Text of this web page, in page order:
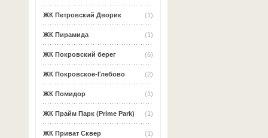
(1)
ЖК Петровский Дворик
(1)
ЖК Пирамида
(6)
ЖК Покровский берег
(2)
ЖК Покровское-Глебово
(1)
ЖК Помидор
(1)
ЖК Прайм Парк (Prime Park)
(1)
ЖК Приват Сквер